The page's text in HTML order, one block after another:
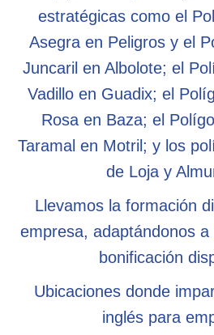
estratégicas como el
Asegra en Peligros y el
Juncaril en Albolote; el
Vadillo en Guadix; el
Rosa en Baza; el
Taramal en Motril; y los
de Loja y
Llevamos la formación
empresa, adaptándonos
bonificación
Ubicaciones donde
inglés para